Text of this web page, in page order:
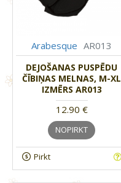
Arabesque AR013
DEJOŠANAS PUSPĒDU
ČĪBIŅAS MELNAS, M-XL
IZMĒRS AR013
12.90 €
NOPIRKT
Pirkt